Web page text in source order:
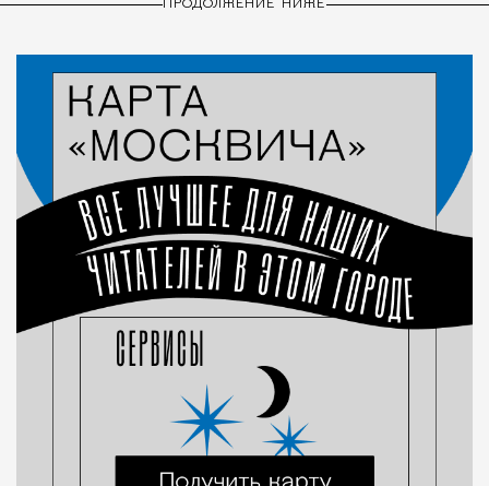
ПРОДОЛЖЕНИЕ НИЖЕ